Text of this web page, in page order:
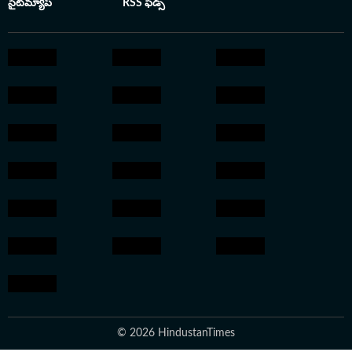
సైట్‌మ్యాప్ RSS ఫీడ్స్
© 2026 HindustanTimes